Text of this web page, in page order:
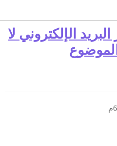
الإلكتروني لا